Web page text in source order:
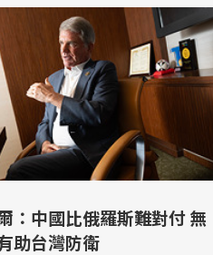
：中國比俄羅斯難對付 無
助台灣防衛